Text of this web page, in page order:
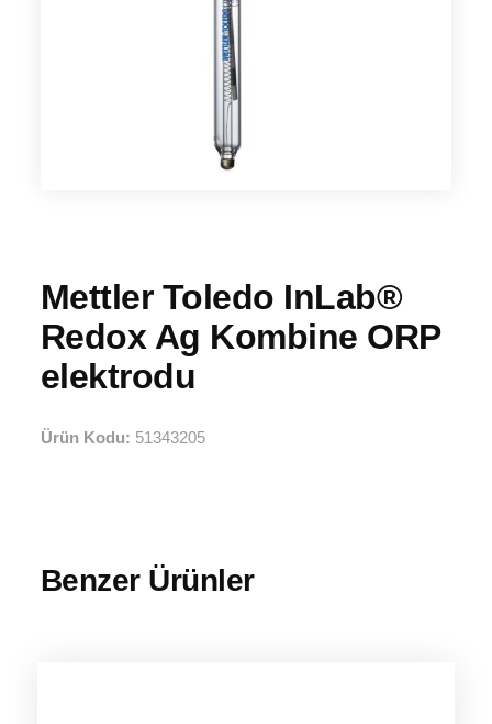
Mettler Toledo InLab®
Redox Ag Kombine ORP
elektrodu
Ürün Kodu: 51343205
Benzer Ürünler